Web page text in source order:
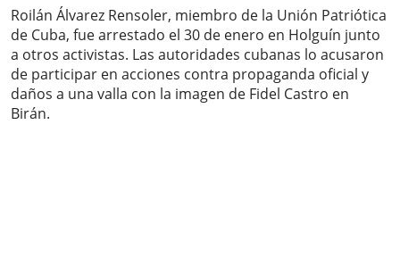
Roilán Álvarez Rensoler, miembro de la Unión Patriótica
de Cuba, fue arrestado el 30 de enero en Holguín junto
a otros activistas. Las autoridades cubanas lo acusaron
de participar en acciones contra propaganda oficial y
daños a una valla con la imagen de Fidel Castro en
Birán.